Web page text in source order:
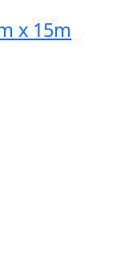
x 15m